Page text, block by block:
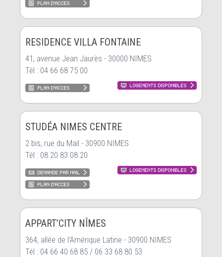
RESIDENCE VILLA FONTAINE
41, avenue Jean Jaurès - 30000 NIMES
Tél : 04 66 68 75 00
STUDÉA NIMES CENTRE
2 bis, rue du Mail - 30900 NIMES
Tél : 08 20 83 08 20
APPART’CITY NÎMES
364, allée de l’Amérique Latine - 30900 NIMES
Tél : 04 66 40 68 85 / 06 33 68 80 53